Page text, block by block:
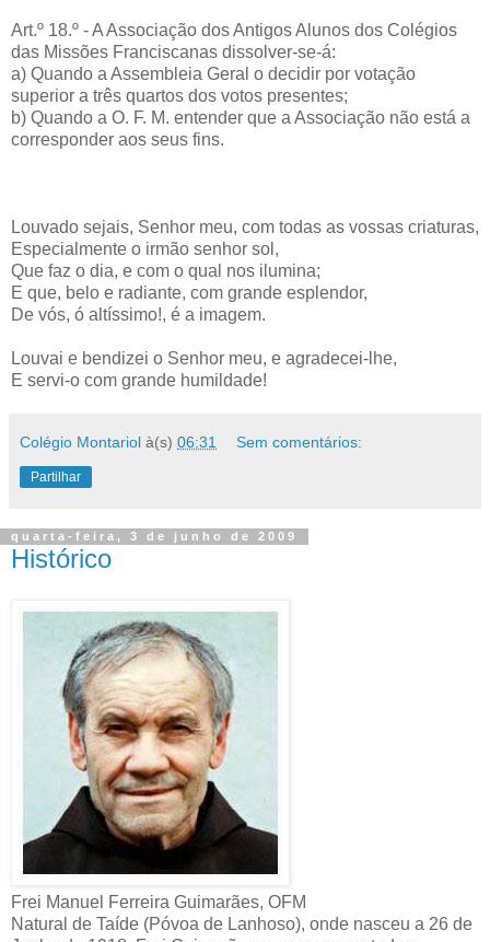
Art.º 18.º - A Associação dos Antigos Alunos dos Colégios
das Missões Franciscanas dissolver-se-á:
a) Quando a Assembleia Geral o decidir por votação
superior a três quartos dos votos presentes;
b) Quando a O. F. M. entender que a Associação não está a
corresponder aos seus fins.
Louvado sejais, Senhor meu, com todas as vossas criaturas,
Especialmente o irmão senhor sol,
Que faz o dia, e com o qual nos ilumina;
E que, belo e radiante, com grande esplendor,
De vós, ó altíssimo!, é a imagem.
Louvai e bendizei o Senhor meu, e agradecei-lhe,
E servi-o com grande humildade!
Colégio Montariol à(s) 06:31 Sem comentários:
Partilhar
quarta-feira, 3 de junho de 2009
Histórico
Frei Manuel Ferreira Guimarães, OFM
Natural de Taíde (Póvoa de Lanhoso), onde nasceu a 26 de